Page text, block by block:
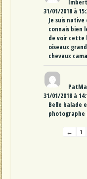
31/01/2018 à
Je suis
connais bien
de voir cette
oiseaux
chevaux
31/01/2018 à
Belle balade
photographe
← 1